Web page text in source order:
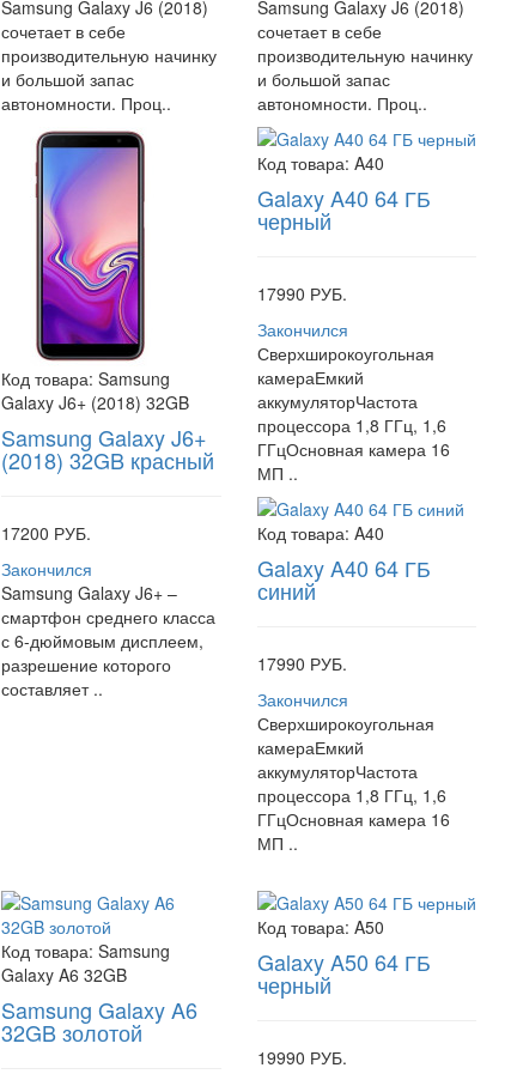
Samsung Galaxy J6 (2018)
сочетает в себе
производительную начинку
и большой запас
автономности. Проц..
Samsung Galaxy J6 (2018)
сочетает в себе
производительную начинку
и большой запас
автономности. Проц..
Код товара: Samsung
Galaxy J6+ (2018) 32GB
Samsung Galaxy J6+
(2018) 32GB красный
17200 РУБ.
Закончился
Samsung Galaxy J6+ –
смартфон среднего класса
с 6-дюймовым дисплеем,
разрешение которого
составляет ..
Код товара: A40
Galaxy A40 64 ГБ
черный
17990 РУБ.
Закончился
Сверхширокоугольная
камераЕмкий
аккумуляторЧастота
процессора 1,8 ГГц, 1,6
ГГцОсновная камера 16
МП ..
Код товара: A40
Galaxy A40 64 ГБ
синий
17990 РУБ.
Закончился
Сверхширокоугольная
камераЕмкий
аккумуляторЧастота
процессора 1,8 ГГц, 1,6
ГГцОсновная камера 16
МП ..
Код товара: Samsung
Galaxy A6 32GB
Samsung Galaxy A6
32GB золотой
Код товара: A50
Galaxy A50 64 ГБ
черный
19990 РУБ.